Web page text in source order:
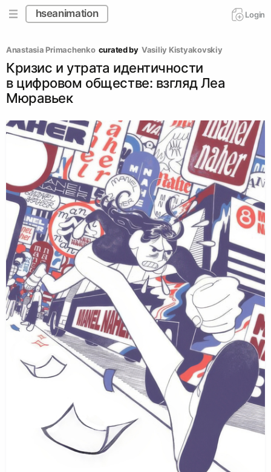
hseanimation Login
Anastasia Primachenko curated by Vasiliy Kistyakovskiy
Кризис и утрата идентичности
в цифровом обществе: взгляд Леа
Мюравьек